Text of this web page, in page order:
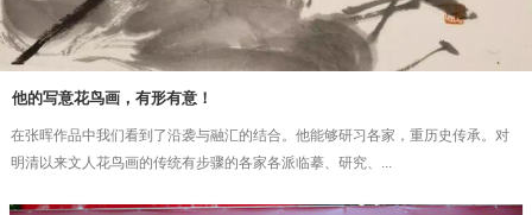
他的写意花鸟画，有形有意！
在张晖作品中我们看到了沿袭与融汇的结合。他能够研习各家，重历史传承。对
明清以来文人花鸟画的传统有步骤的各家各派临摹、研究、...